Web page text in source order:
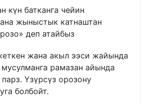
күн батканга чейин
жыныстык катнаштан
деп атайбыз
жана акыл ээси жайында
рамазан айында
Үзүрсүз орозону
болбойт.